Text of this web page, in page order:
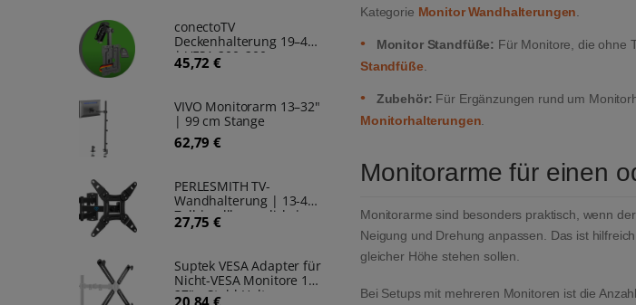
conectoTV
Deckenhalterung 19–43"
| VESA 200x200
45,72 €
VIVO Monitorarm 13–32"
| 99 cm Stange
62,79 €
PERLESMITH TV-
Wandhalterung | 13-42
Zoll | vollbeweglich |
schwenkbar & drehbar |
27,75 €
Suptek VESA Adapter für
Nicht-VESA Monitore 13-
27" – Stahl-Halterung
Kategorie Monitor Wandhalterungen.
• Monitor Standfüße: Für Monitore, die ohne
Standfüße.
• Zubehör: Für Ergänzungen rund um
Monitorhalterungen.
Monitorarme für einen
Monitorarme sind besonders praktisch, wenn
Neigung und Drehung anpassen. Das ist
gleicher Höhe stehen sollen.
Bei Setups mit mehreren Monitoren ist die